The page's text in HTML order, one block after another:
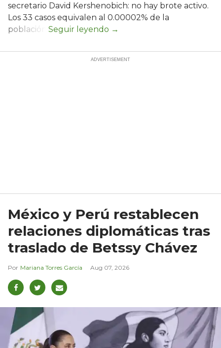
secretario David Kershenobich: no hay brote activo.
Los 33 casos equivalen al 0.00002% de la
población.
México y Perú restablecen
relaciones diplomáticas tras
traslado de Betssy Chávez
Mariana Torres García Aug 07, 2026